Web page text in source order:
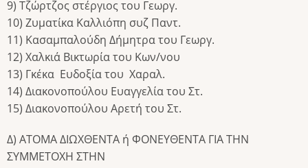
9) Τζώρτζος στέργιος του Γεωργ.
10) Ζυματίκα Καλλιόπη συζ Παντ.
11) Κασαμπαλούδη Δήμητρα του Γεωργ.
12) Χαλκιά Βικτωρία του Κων/νου
13) Γκέκα Ευδοξία του Χαραλ.
14) Διακονοπούλου Ευαγγελία του Στ.
15) Διακονοπούλου Αρετή του Στ.
Δ) ΑΤΟΜΑ ΔΙΩΧΘΕΝΤΑ ή ΦΟΝΕΥΘΕΝΤΑ ΓΙΑ ΤΗΝ
ΣΥΜΜΕΤΟΧΗ ΣΤΗΝ